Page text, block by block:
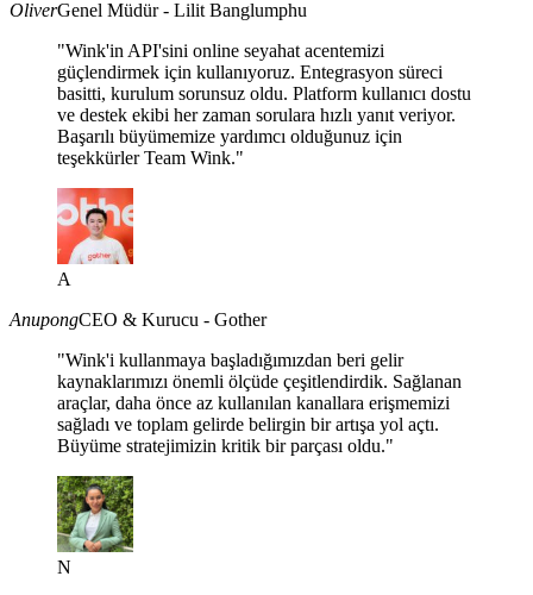
OliverGenel Müdür - Lilit Banglumphu
"Wink'in API'sini online seyahat acentemizi
güçlendirmek için kullanıyoruz. Entegrasyon süreci
basitti, kurulum sorunsuz oldu. Platform kullanıcı dostu
ve destek ekibi her zaman sorulara hızlı yanıt veriyor.
Başarılı büyümemize yardımcı olduğunuz için
teşekkürler Team Wink."
A
AnupongCEO & Kurucu - Gother
"Wink'i kullanmaya başladığımızdan beri gelir
kaynaklarımızı önemli ölçüde çeşitlendirdik. Sağlanan
araçlar, daha önce az kullanılan kanallara erişmemizi
sağladı ve toplam gelirde belirgin bir artışa yol açtı.
Büyüme stratejimizin kritik bir parçası oldu."
N